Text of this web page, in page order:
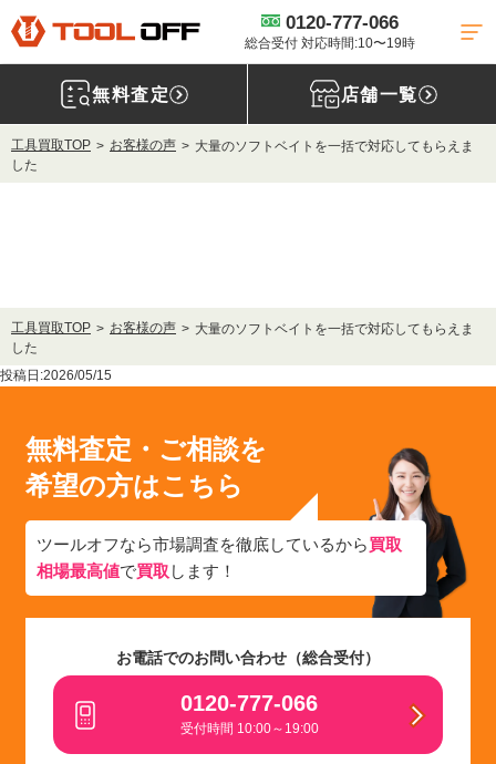
0120-777-066
総合受付 対応時間:10〜19時
無料査定 店舗一覧
工具買取TOP お客様の声
大量のソフトベイトを一括で対応してもらえま
した
工具買取TOP お客様の声
大量のソフトベイトを一括で対応してもらえま
した
投稿日:2026/05/15
無料査定・ご相談を
希望の方はこちら
ツールオフなら市場調査を徹底しているから買取
相場最高値で買取 します！
お電話でのお問い合わせ（総合受付）
0120-777-066
受付時間 10:00～19:00